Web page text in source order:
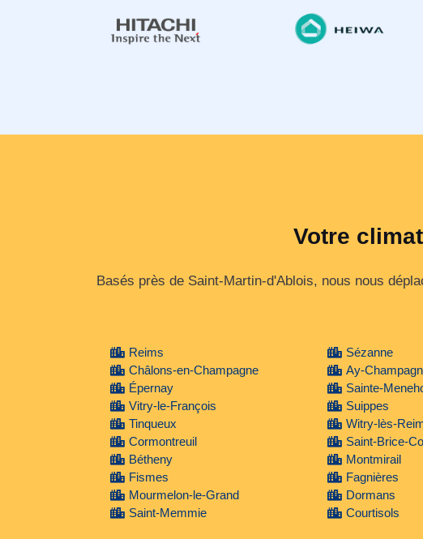
Votre
Basés près de Saint-Martin-d'Ablois, nous nous
Reims
Châlons-en-Champagne
Épernay
Vitry-le-François
Tinqueux
Cormontreuil
Bétheny
Fismes
Mourmelon-le-Grand
Saint-Memmie
Sézanne
Ay-
Sainte-
Suippes
Witry-lès-
Saint-Brice-
Montmirail
Fagnières
Dormans
Courtisols